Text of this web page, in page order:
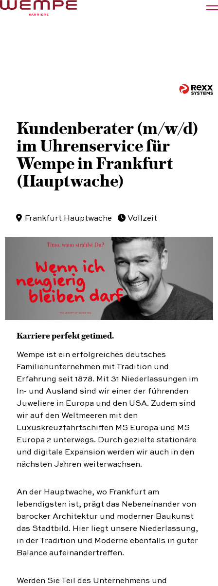
KARRIERE
Berufserfahrene
Bei Wempe Starten
Kultur Matcher
English
JOBSUCHE
Kundenberater (m/w/d)
im Uhrenservice für
Wempe in Frankfurt
(Hauptwache)
Frankfurt Hauptwache Vollzeit
Karriere perfekt getimed.
Wempe ist ein erfolgreiches deutsches
Familienunternehmen mit Tradition und
Erfahrung seit 1878. Mit 31 Niederlassungen im
In- und Ausland sind wir einer der führenden
Juweliere in Europa und den USA. Zudem sind
wir auf den Weltmeeren mit den
Luxuskreuzfahrtschiffen MS Europa und MS
Europa 2 unterwegs. Durch gezielte stationäre
und digitale Expansion werden wir auch in den
nächsten Jahren weiterwachsen.
An der Hauptwache, wo Frankfurt am
lebendigsten ist, prägt das Nebeneinander von
barocker Architektur und moderner Baukunst
das Stadtbild. Hier liegt unsere Niederlassung,
in der Tradition und Moderne ebenfalls in guter
Balance aufeinandertreffen.
Werden Sie Teil des Unternehmens und